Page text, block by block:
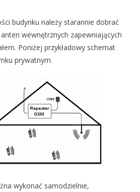
budynku należy starannie dobrać
wewnętrznych zapewniających
Poniżej przykładowy schemat
prywatnym.
wykonać samodzielnie,